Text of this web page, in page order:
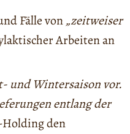
Fälle von„zeitweiser
Arbeiten an
und Wintersaison vor.
entlang der
den